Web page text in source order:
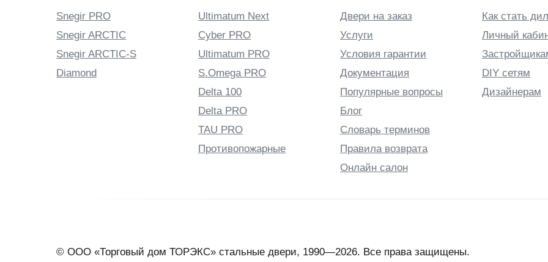
Snegir PRO
Snegir ARCTIC
Snegir ARCTIC-S
Diamond
Ultimatum Next
Cyber PRO
Ultimatum PRO
S.Omega PRO
Delta 100
Delta PRO
TAU PRO
Противопожарные
Двери на заказ
Услуги
Условия гарантии
Документация
Популярные вопросы
Блог
Словарь терминов
Правила возврата
Онлайн салон
Как стать
Личный
DIY сетям
Дизайнерам
© ООО «Торговый дом ТОРЭКС» стальные двери, 1990—2026. Все права защищены.